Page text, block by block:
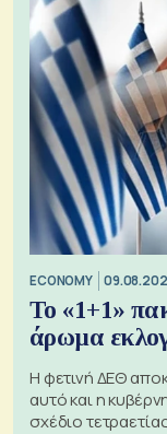
ECONOMY
Το «1+1»
άρωμα
Η φετινή ΔΕΘ
αυτό και η
σχέδιο